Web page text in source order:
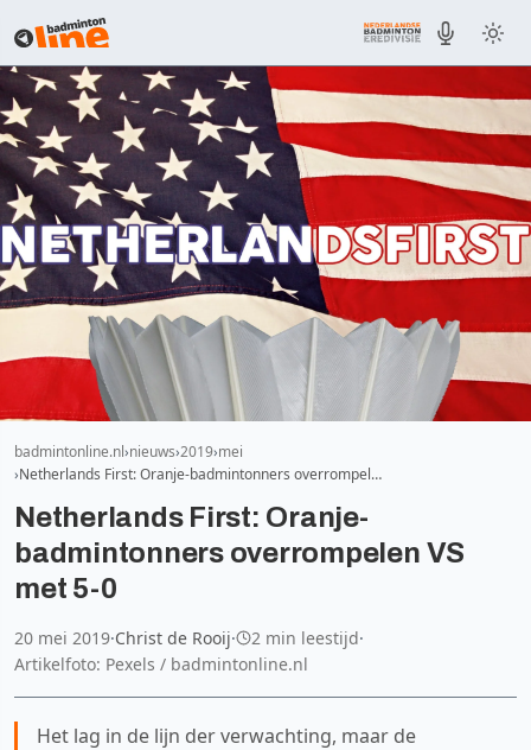
badmintonline.nl nieuws 2019 mei
Netherlands First: Oranje-badmintonners overrompel…
Netherlands First: Oranje-
badmintonners overrompelen VS
met 5-0
20 mei 2019·Christ de Rooij· 2 min leestijd·
Artikelfoto: Pexels / badmintonline.nl
Het lag in de lijn der verwachting, maar de